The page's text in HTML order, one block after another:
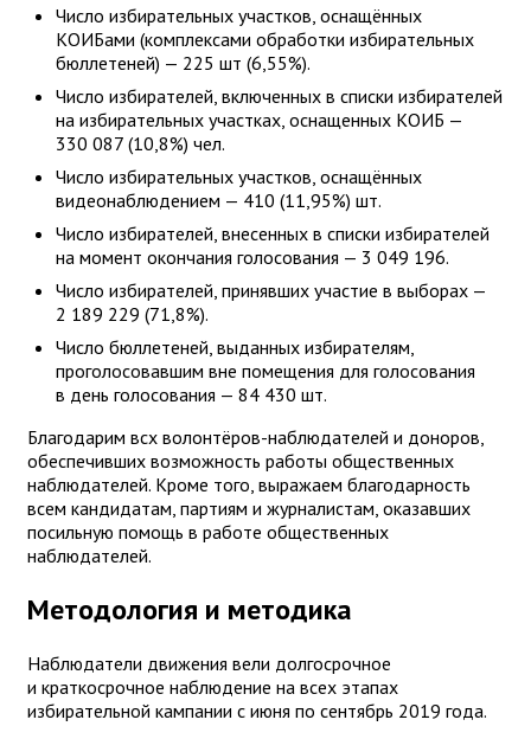
Число избирательных участков, оснащённых
КОИБами (комплексами обработки избирательных
бюллетеней) — 225 шт (6,55%).
Число избирателей, включенных в списки избирателей
на избирательных участках, оснащенных КОИБ —
330 087 (10,8%) чел.
Число избирательных участков, оснащённых
видеонаблюдением — 410 (11,95%) шт.
Число избирателей, внесенных в списки избирателей
на момент окончания голосования — 3 049 196.
Число избирателей, принявших участие в выборах —
2 189 229 (71,8%).
Число бюллетеней, выданных избирателям,
проголосовавшим вне помещения для голосования
в день голосования — 84 430 шт.
Благодарим всх волонтёров-наблюдателей и доноров,
обеспечивших возможность работы общественных
наблюдателей. Кроме того, выражаем благодарность
всем кандидатам, партиям и журналистам, оказавших
посильную помощь в работе общественных
наблюдателей.
Методология и методика
Наблюдатели движения вели долгосрочное
и краткосрочное наблюдение на всех этапах
избирательной кампании с июня по сентябрь 2019 года.